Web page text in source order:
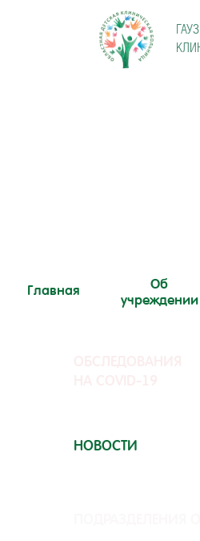
Главная
Об
учреждении
НОВОСТИ